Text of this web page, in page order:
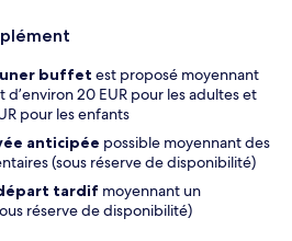
buffet est proposé moyennant
d’environ 20 EUR pour les adultes et
pour les enfants
anticipée possible moyennant des
(sous réserve de disponibilité)
tardif moyennant un
réserve de disponibilité)